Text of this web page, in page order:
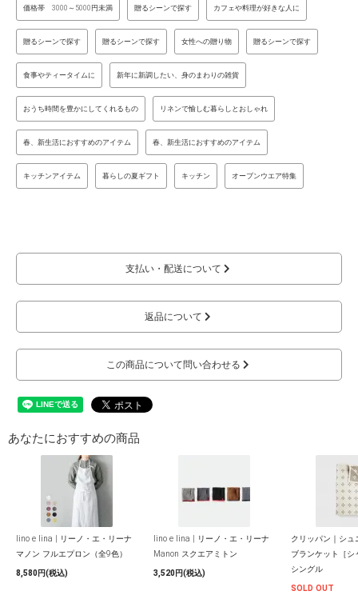
価格帯 3000～5000円未満 贈るシーンで探す カフェや料理が好きな人に
贈るシーンで探す 贈るシーンで探す 女性への贈り物 贈るシーンで探す
食事やティータイムに 新年に新調したい、身のまわりの雑貨
おうち時間を豊かにしてくれるもの リネンで愉しむ暮らしとおしゃれ
春、新生活におすすめのアイテム 春、新生活におすすめのアイテム
キッチンアイテム 暮らしの夏ギフト キッチン オーブンウエア特集
支払い・配送について
返品について
この商品について問い合わせる
あなたにおすすめの商品
lino e lina | リーノ・エ・リーナ
マノン フルエプロン（全9色）
8,580円(税込)
lino e lina | リーノ・エ・リーナ
Manon スクエアミトン
3,520円(税込)
クリッパン｜シュ
ブランケット［シ
シングル
SOLD OUT